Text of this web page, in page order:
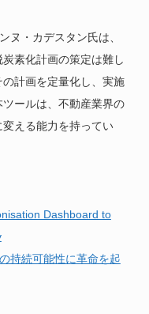
ヌ・カデスタン氏は、
素化計画の策定は難し
計画を定量化し、実施
ールは、不動産業界の
える能力を持ってい
Dashboard to
持続可能性に革命を起